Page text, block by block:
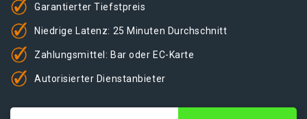
Garantierter Tiefstpreis
Niedrige Latenz: 25 Minuten Durchschnitt
Zahlungsmittel: Bar oder EC-Karte
Autorisierter Dienstanbieter